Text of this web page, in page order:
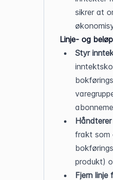
sikrer at
Linje- og
Styr
frakt som
produkt)
Fjern